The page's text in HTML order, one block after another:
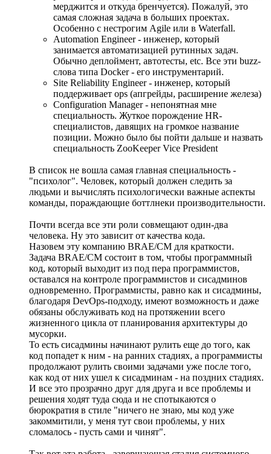
мерджится и откуда бренчуется). Пожалуй, это
самая сложная задача в больших проектах.
Особенно с нестрогим Agile или в Waterfall.
Automation Engineer - инженер, который
занимается автоматизацией рутинных задач.
Обычно деплоймент, автотесты, etc. Все эти buzz-
слова типа Docker - его инструментарий.
Site Reliability Engineer - инженер, который
поддерживает ops (апгрейды, расширение железа)
Configuration Manager - непонятная мне
специальность. Жуткое порождение HR-
специалистов, давящих на громкое название
позиции. Можно было бы пойти дальше и назвать
специальность ZooKeeper Vice President
В список не вошла самая главная специальность -
"психолог". Человек, который должен следить за
людьми и вычислять психологически важные аспекты
команды, пораждающие боттлнеки производительности.
Почти всегда все эти роли совмещают один-два
человека. Ну это зависит от качества кода.
Назовем эту компанию BRAE/CM для краткости.
Задача BRAE/CM состоит в том, чтобы программный
код, который выходит из под пера программистов,
оставался на контроле программистов и сисадминов
одновременно. Программисты, равно как и сисадмины,
благодаря DevOps-подходу, имеют возможность и даже
обязаны обслуживать код на протяжении всего
жизненного цикла от планирования архитектуры до
мусорки.
То есть сисадмины начинают рулить еще до того, как
код попадет к ним - на ранних стадиях, а программисты
продолжают рулить своими задачами уже после того,
как код от них ушел к сисадминам - на поздних стадиях.
И все это прозрачно друг для друга и все проблемы и
решения ходят туда сюда и не спотыкаются о
бюрократия в стиле "ничего не знаю, мы код уже
закоммитили, у меня тут свои проблемы, у них
сломалось - пусть сами и чинят".